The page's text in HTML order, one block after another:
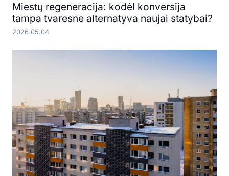
Miestų regeneracija: kodėl konversija
tampa tvaresne alternatyva naujai statybai?
2026.05.04